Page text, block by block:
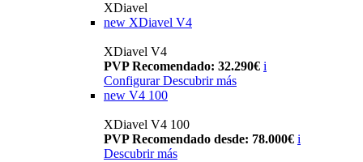
XDiavel
new XDiavel V4
XDiavel V4
PVP Recomendado: 32.290€ i
Configurar Descubrir más
new V4 100
XDiavel V4 100
PVP Recomendado desde: 78.000€ i
Descubrir más